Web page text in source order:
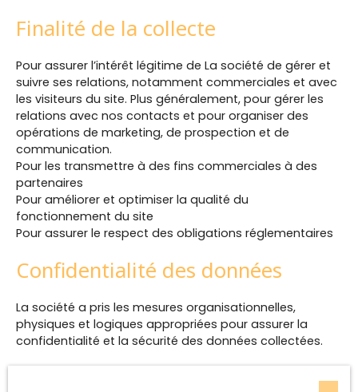
Finalité de la collecte
Pour assurer l’intérêt légitime de La société de gérer et
suivre ses relations, notamment commerciales et avec
les visiteurs du site. Plus généralement, pour gérer les
relations avec nos contacts et pour organiser des
opérations de marketing, de prospection et de
communication.
Pour les transmettre à des fins commerciales à des
partenaires
Pour améliorer et optimiser la qualité du
fonctionnement du site
Pour assurer le respect des obligations réglementaires
Confidentialité des données
La société a pris les mesures organisationnelles,
physiques et logiques appropriées pour assurer la
confidentialité et la sécurité des données collectées.